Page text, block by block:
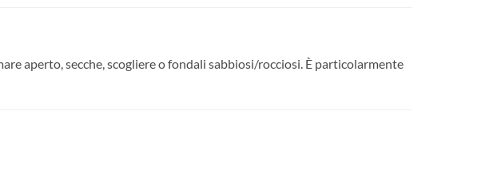
aperto, secche, scogliere o fondali sabbiosi/rocciosi. È particolarmente